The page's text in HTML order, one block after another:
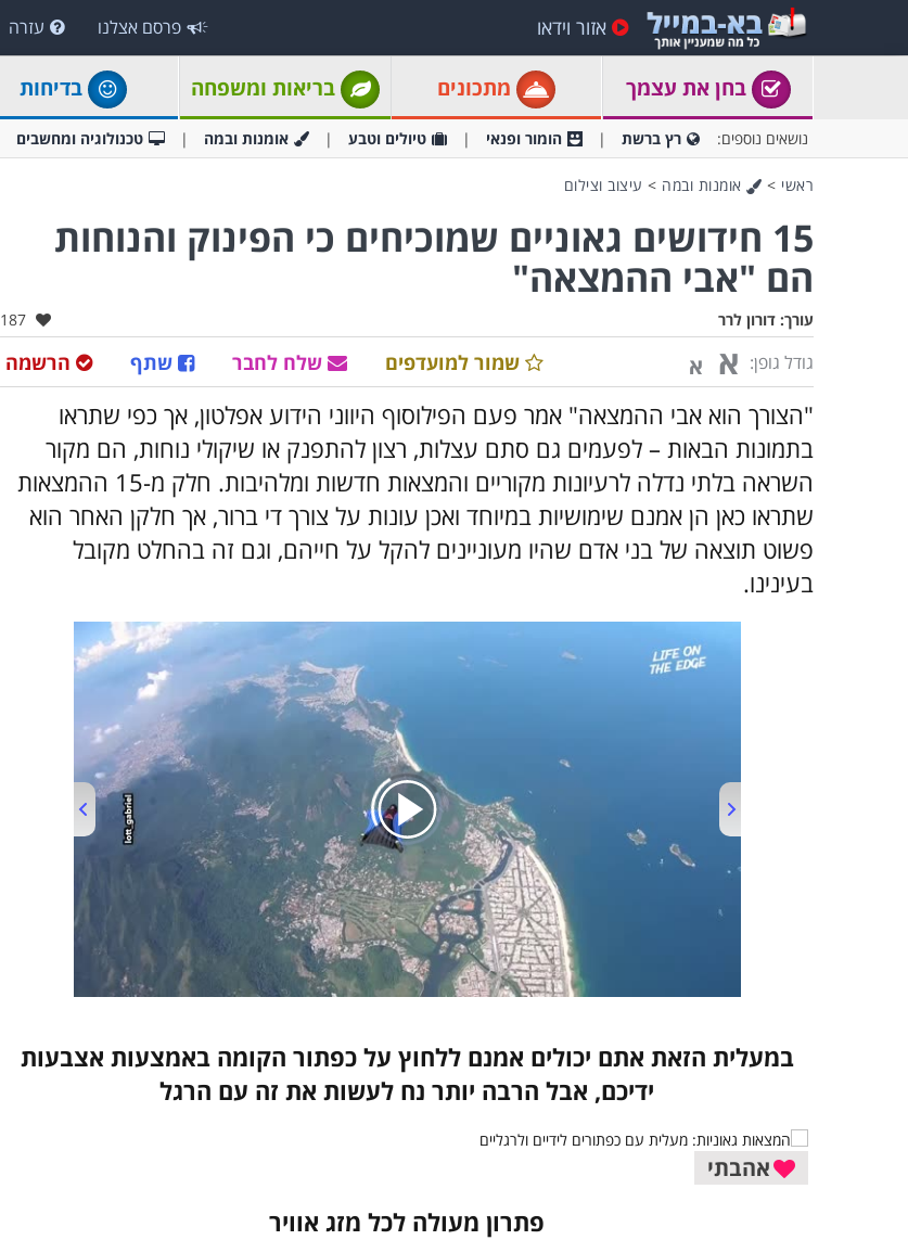
אזור וידאו פרסם אצלנו עזרה
בחן את עצמך מתכונים בריאות ומשפחה בדיחות
נושאים נוספים: רץ ברשת הומור ופנאי טיולים וטבע אומנות ובמה טכנולוגיה ומחשבים
ראשי > אומנות ובמה > עיצוב וצילום
15 חידושים גאוניים שמוכיחים כי הפינוק והנוחות
הם "אבי ההמצאה"
עורך: דורון לרר אהבו:
187
גודל גופן: א א הרשמה שתף שלח לחבר שמור למועדפים
"הצורך הוא אבי ההמצאה" אמר פעם הפילוסוף היווני הידוע אפלטון, אך כפי שתראו
בתמונות הבאות – לפעמים גם סתם עצלות, רצון להתפנק או שיקולי נוחות, הם מקור
השראה בלתי נדלה לרעיונות מקוריים והמצאות חדשות ומלהיבות. חלק מ-15 ההמצאות
שתראו כאן הן אמנם שימושיות במיוחד ואכן עונות על צורך די ברור, אך חלקן האחר הוא
פשוט תוצאה של בני אדם שהיו מעוניינים להקל על חייהם, וגם זה בהחלט מקובל
בעינינו.
00:00 04:22
במעלית הזאת אתם יכולים אמנם ללחוץ על כפתור הקומה באמצעות אצבעות
ידיכם, אבל הרבה יותר נח לעשות את זה עם הרגל
אהבתי
פתרון מעולה לכל מזג אוויר